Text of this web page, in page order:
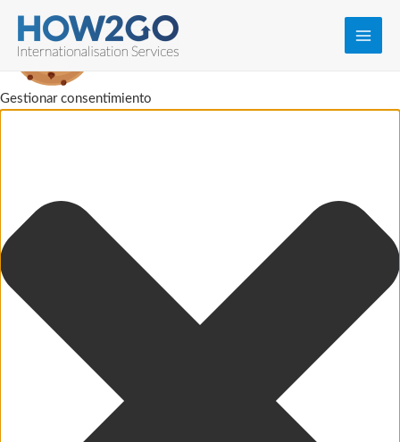
Gestionar consentimiento
Main